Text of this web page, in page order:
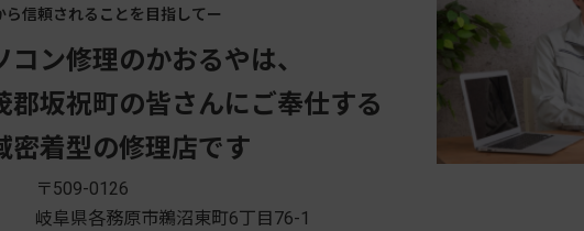
ら信頼されることを目指してー
コン修理のかおるやは、
郡坂祝町の皆さんにご奉仕する
密着型の修理店です
〒509-0126
岐阜県各務原市鵜沼東町6丁目76-1